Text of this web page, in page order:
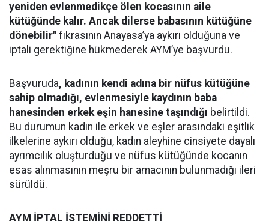
yeniden evlenmedikçe ölen kocasının aile
kütüğünde kalır. Ancak dilerse babasının kütüğüne
dönebilir" fıkrasının Anayasa’ya aykırı olduğuna ve
iptali gerektiğine hükmederek AYM’ye başvurdu.
Başvuruda, kadının kendi adına bir nüfus kütüğüne
sahip olmadığı, evlenmesiyle kaydının baba
hanesinden erkek eşin hanesine taşındığı belirtildi.
Bu durumun kadın ile erkek ve eşler arasındaki eşitlik
ilkelerine aykırı olduğu, kadın aleyhine cinsiyete dayalı
ayrımcılık oluşturduğu ve nüfus kütüğünde kocanın
esas alınmasının meşru bir amacının bulunmadığı ileri
sürüldü.
AYM İPTAL İSTEMİNİ REDDETTİ